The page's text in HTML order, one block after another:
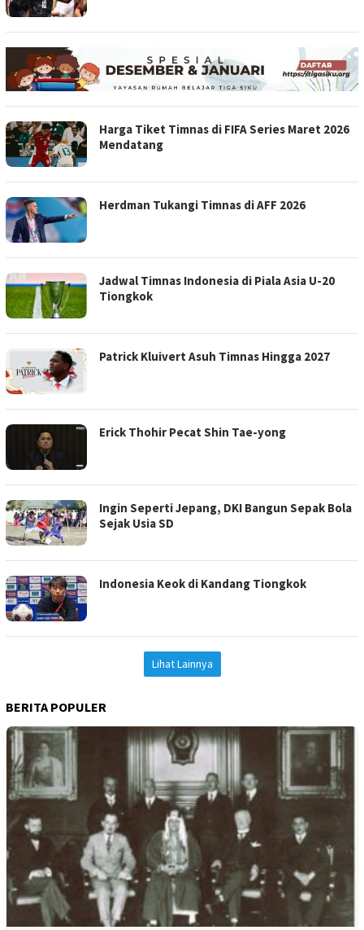
Harga Tiket Timnas di FIFA Series Maret 2026
Mendatang
Herdman Tukangi Timnas di AFF 2026
Jadwal Timnas Indonesia di Piala Asia U-20
Tiongkok
Patrick Kluivert Asuh Timnas Hingga 2027
Erick Thohir Pecat Shin Tae-yong
Ingin Seperti Jepang, DKI Bangun Sepak Bola
Sejak Usia SD
Indonesia Keok di Kandang Tiongkok
Lihat Lainnya
BERITA POPULER